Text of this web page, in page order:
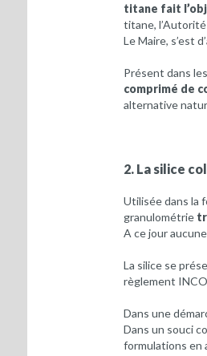
titane fait
titane, l’Autorité
Le Maire, s’est
Présent dans
comprimé de
alternative
2. La silice
Utilisée dans la
granulométrie
A ce jour
La silice se
règlement
Dans une
Dans un souci
formulations en